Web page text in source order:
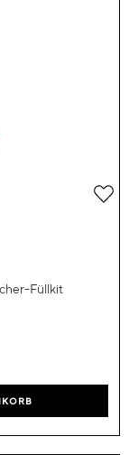
Füllkit
Zur